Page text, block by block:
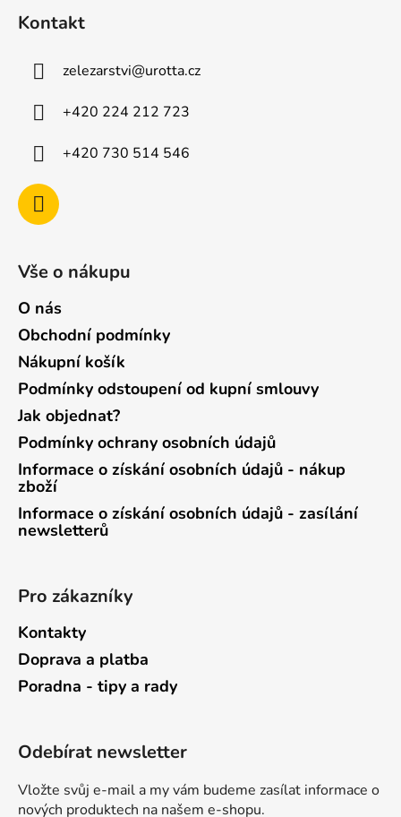
Kontakt
zelezarstvi@urotta.cz
+420 224 212 723
+420 730 514 546
Vše o nákupu
O nás
Obchodní podmínky
Nákupní košík
Podmínky odstoupení od kupní smlouvy
Jak objednat?
Podmínky ochrany osobních údajů
Informace o získání osobních údajů - nákup
zboží
Informace o získání osobních údajů - zasílání
newsletterů
Pro zákazníky
Kontakty
Doprava a platba
Poradna - tipy a rady
Odebírat newsletter
Vložte svůj e-mail a my vám budeme zasílat informace o
nových produktech na našem e-shopu.